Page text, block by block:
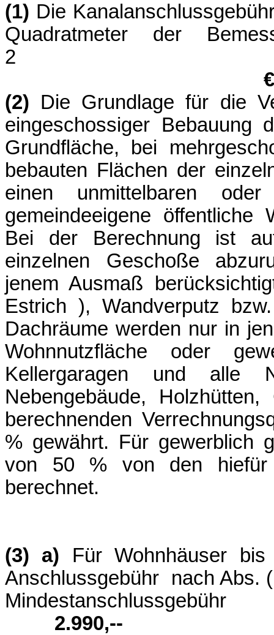
(1) Die
Quadratmeter der
€
(2) Die Grundlage für die
eingeschossiger Bebauung
Grundfläche, bei
bebauten Flächen der
einen unmittelbaren
gemeindeeigene öffentliche
Bei der Berechnung ist
einzelnen Geschoße
jenem Ausmaß
Estrich ), Wandverputz
Dachräume werden nur in
Wohnnutzfläche oder
Kellergaragen und alle
Nebengebäude,
berechnenden
% gewährt. Für gewerblich
von 50 % von den hiefür
berechnet.
(3) a) Für Wohnhäuser
Anschlussgebühr nach Abs.
2.990,--